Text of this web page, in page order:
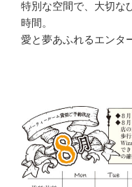
特別な空間で、大切な
時間。
愛と夢あふれるエンタ